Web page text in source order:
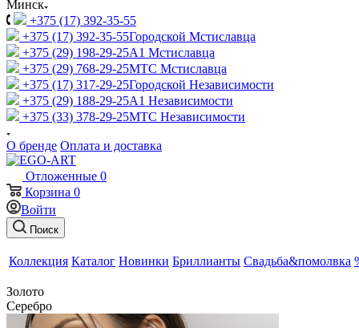
Минск
+375 (17) 392-35-55
+375 (17) 392-35-55Городской Мстиславца
+375 (29) 198-29-25A1 Мстиславца
+375 (29) 768-29-25МТС Мстиславца
+375 (17) 317-29-25Городской Независимости
+375 (29) 188-29-25A1 Независимости
+375 (33) 378-29-25МТС Независимости
О бренде Оплата и доставка
Отложенные 0
Корзина 0
Войти
Поиск
Коллекция Каталог Новинки Бриллианты Свадьба&помолвка
Золото
Серебро